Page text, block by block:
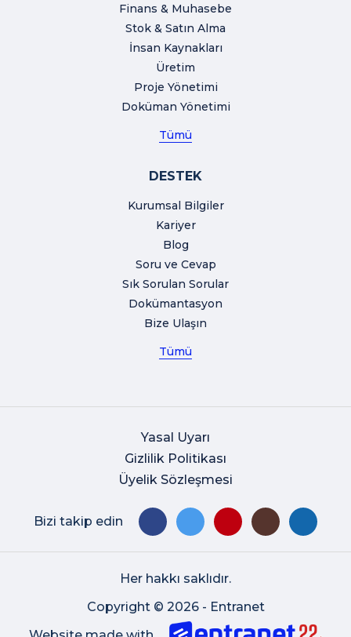
Finans & Muhasebe
Stok & Satın Alma
İnsan Kaynakları
Üretim
Proje Yönetimi
Doküman Yönetimi
Tümü
DESTEK
Kurumsal Bilgiler
Kariyer
Blog
Soru ve Cevap
Sık Sorulan Sorular
Dokümantasyon
Bize Ulaşın
Tümü
Yasal Uyarı
Gizlilik Politikası
Üyelik Sözleşmesi
Bizi takip edin
Her hakkı saklıdır.
Copyright © 2026 - Entranet